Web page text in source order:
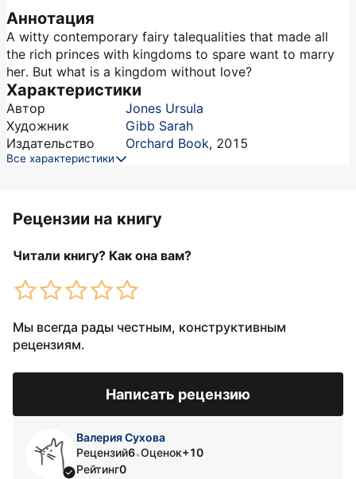
Аннотация
A witty contemporary fairy talequalities that made all
the rich princes with kingdoms to spare want to marry
her. But what is a kingdom without love?
Характеристики
Автор
Jones Ursula
Художник
Gibb Sarah
Издательство
Orchard Book, 2015
Все характеристики
Рецензии на книгу
Читали книгу? Как она вам?
Мы всегда рады честным, конструктивным
рецензиям.
Написать рецензию
Валерия Сухова
Рецензий6•Оценок+10
Рейтинг0